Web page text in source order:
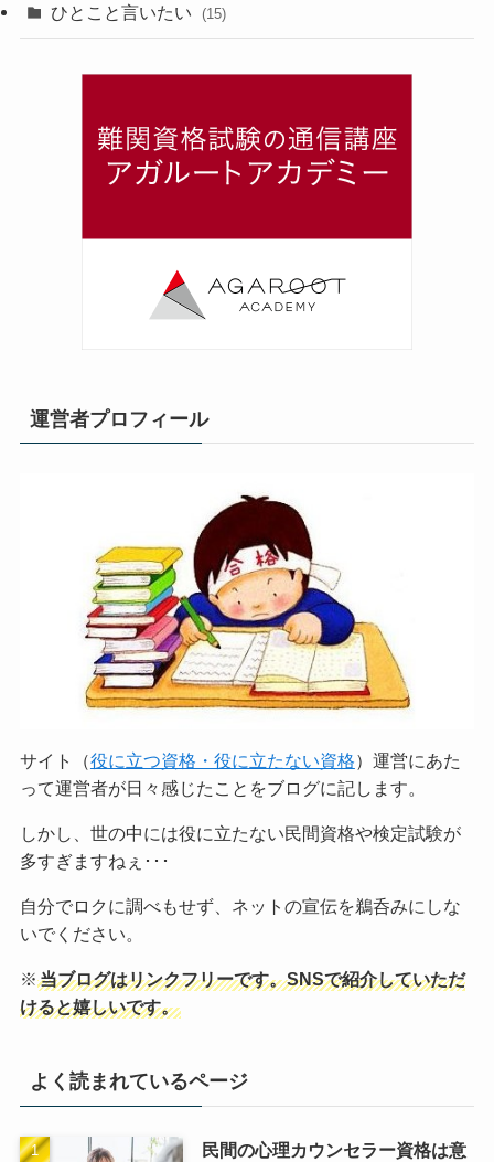
ひとこと言いたい (15)
運営者プロフィール
サイト（役に立つ資格・役に立たない資格）運営にあた
って運営者が日々感じたことをブログに記します。
しかし、世の中には役に立たない民間資格や検定試験が
多すぎますねぇ･･･
自分でロクに調べもせず、ネットの宣伝を鵜呑みにしな
いでください。
※ 当ブログはリンクフリーです。SNSで紹介していただ
けると嬉しいです。
よく読まれているページ
民間の心理カウンセラー資格は意